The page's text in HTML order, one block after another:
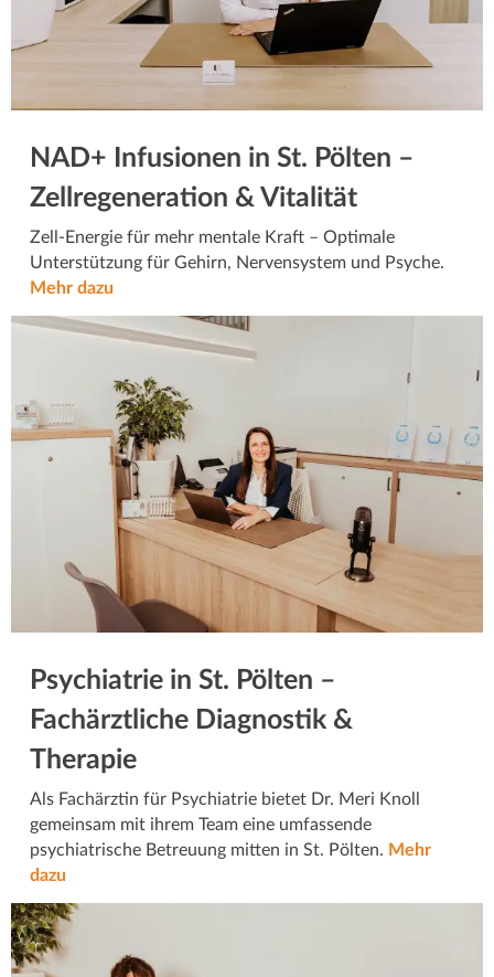
NAD+ Infusionen in St. Pölten –
Zellregeneration & Vitalität
Zell-Energie für mehr mentale Kraft – Optimale
Unterstützung für Gehirn, Nervensystem und Psyche.
Mehr dazu
Psychiatrie in St. Pölten –
Fachärztliche Diagnostik &
Therapie
Als Fachärztin für Psychiatrie bietet Dr. Meri Knoll
gemeinsam mit ihrem Team eine umfassende
psychiatrische Betreuung mitten in St. Pölten. Mehr
dazu